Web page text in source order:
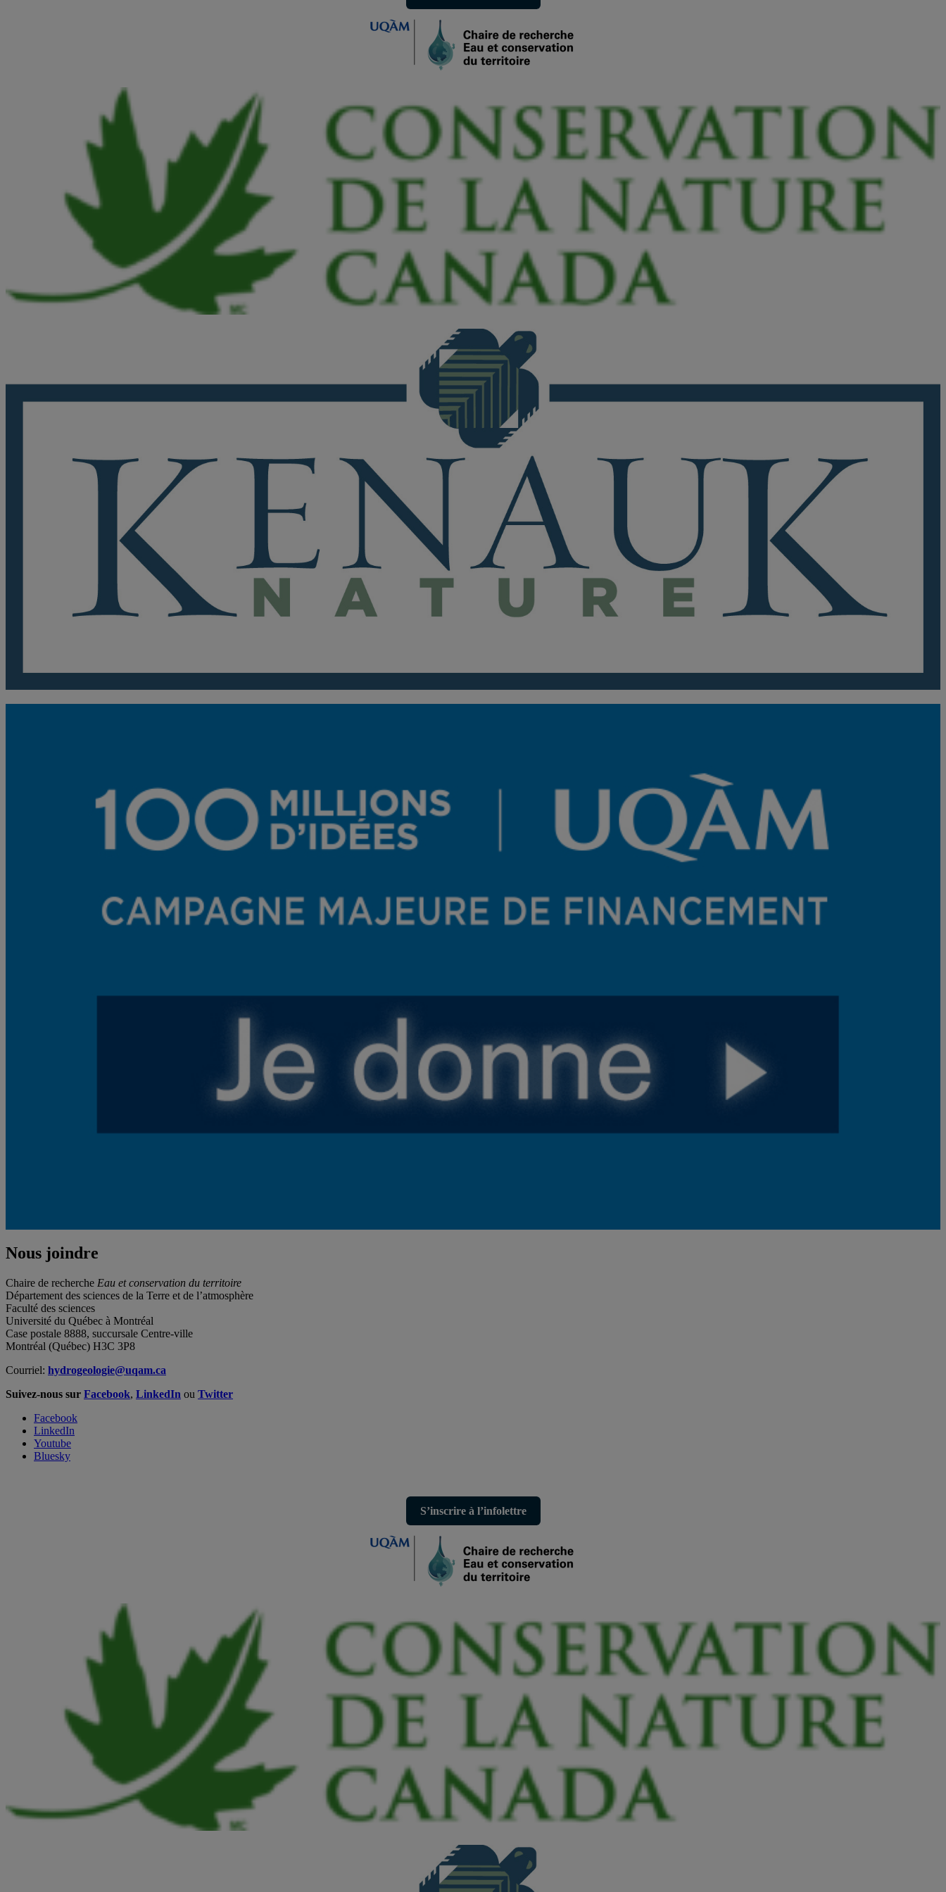
Nous joindre
Chaire de recherche Eau et conservation du territoire
Département des sciences de la Terre et de l’atmosphère
Faculté des sciences
Université du Québec à Montréal
Case postale 8888, succursale Centre-ville
Montréal (Québec) H3C 3P8
Courriel: hydrogeologie@uqam.ca
Suivez-nous sur Facebook, LinkedIn ou Twitter
Facebook
LinkedIn
Youtube
Bluesky
S’inscrire à l’infolettre